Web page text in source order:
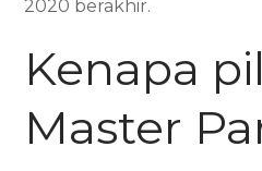
2020 berakhir.
Kenapa
Master